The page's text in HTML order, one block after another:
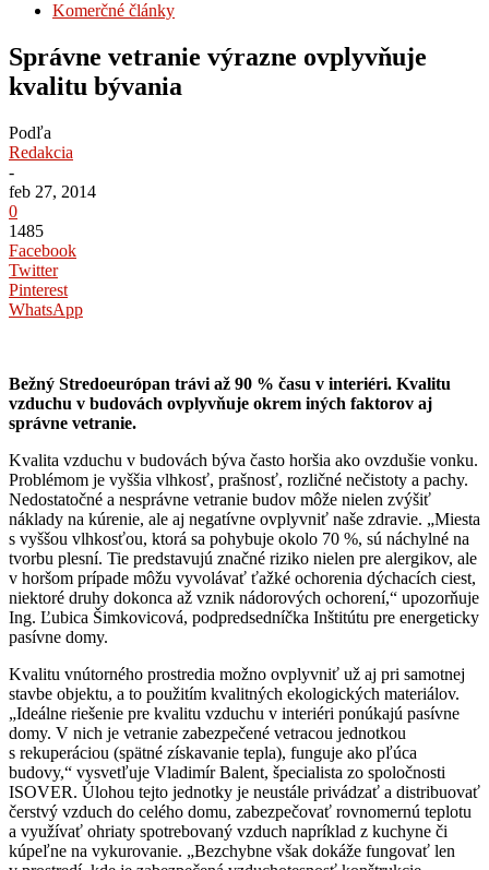
Komerčné články
Správne vetranie výrazne ovplyvňuje
kvalitu bývania
Podľa
Redakcia
-
feb 27, 2014
0
1485
Facebook
Twitter
Pinterest
WhatsApp
Bežný Stredoeurópan trávi až 90 % času v interiéri. Kvalitu
vzduchu v budovách ovplyvňuje okrem iných faktorov aj
správne vetranie.
Kvalita vzduchu v budovách býva často horšia ako ovzdušie vonku.
Problémom je vyššia vlhkosť, prašnosť, rozličné nečistoty a pachy.
Nedostatočné a nesprávne vetranie budov môže nielen zvýšiť
náklady na kúrenie, ale aj negatívne ovplyvniť naše zdravie. „Miesta
s vyššou vlhkosťou, ktorá sa pohybuje okolo 70 %, sú náchylné na
tvorbu plesní. Tie predstavujú značné riziko nielen pre alergikov, ale
v horšom prípade môžu vyvolávať ťažké ochorenia dýchacích ciest,
niektoré druhy dokonca až vznik nádorových ochorení,“ upozorňuje
Ing. Ľubica Šimkovicová, podpredsedníčka Inštitútu pre energeticky
pasívne domy.
Kvalitu vnútorného prostredia možno ovplyvniť už aj pri samotnej
stavbe objektu, a to použitím kvalitných ekologických materiálov.
„Ideálne riešenie pre kvalitu vzduchu v interiéri ponúkajú pasívne
domy. V nich je vetranie zabezpečené vetracou jednotkou
s rekuperáciou (spätné získavanie tepla), funguje ako pľúca
budovy,“ vysvetľuje Vladimír Balent, špecialista zo spoločnosti
ISOVER. Úlohou tejto jednotky je neustále privádzať a distribuovať
čerstvý vzduch do celého domu, zabezpečovať rovnomernú teplotu
a využívať ohriaty spotrebovaný vzduch napríklad z kuchyne či
kúpeľne na vykurovanie. „Bezchybne však dokáže fungovať len